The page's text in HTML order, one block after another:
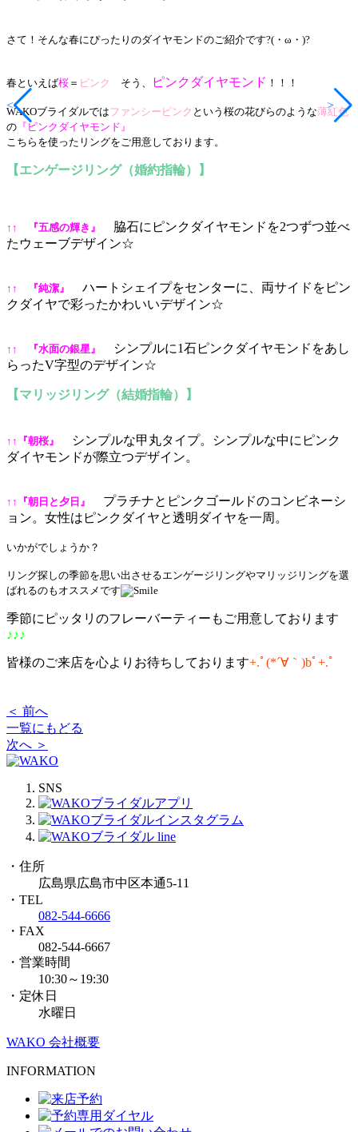
< >
さて！そんな春にぴったりのダイヤモンドのご紹介です?(・ω・)?
春といえば桜 ＝ ピンク そう、 ピンクダイヤモンド ！！！
WAKOブライダルではファンシーピンク という桜の花びらのような薄紅色
の 『 ピンクダイヤモンド 』
こちらを使ったリングをご用意しております。
【エンゲージリング（婚約指輪）】
↑↑ 『五感の輝き』
脇石にピンクダイヤモンドを2つずつ並べ
たウェーブデザイン☆
↑↑ 『純潔』
ハートシェイプをセンターに、両サイドをピン
クダイヤで彩ったかわいいデザイン☆
↑↑ 『水面の銀星』
シンプルに1石ピンクダイヤモンドをあし
らったV字型のデザイン☆
【マリッジリング（結婚指輪）】
↑↑『朝桜』
シンプルな甲丸タイプ。シンプルな中にピンク
ダイヤモンドが際立つデザイン。
↑↑『朝日と夕日』
プラチナとピンクゴールドのコンビネーシ
ョン。女性はピンクダイヤと透明ダイヤを一周。
いかがでしょうか？
リング探しの季節を思い出させるエンゲージリングやマリッジリングを選
ばれるのもオススメです
季節にピッタリのフレーバーティーもご用意しております
♪♪♪
皆様のご来店を心よりお待ちしております+.ﾟ(*´∀｀)bﾟ+.ﾟ
＜ 前へ
一覧にもどる
次へ ＞
SNS
・住所
広島県広島市中区本通5-11
・TEL
082-544-6666
・FAX
082-544-6667
・営業時間
10:30～19:30
・定休日
水曜日
WAKO 会社概要
INFORMATION